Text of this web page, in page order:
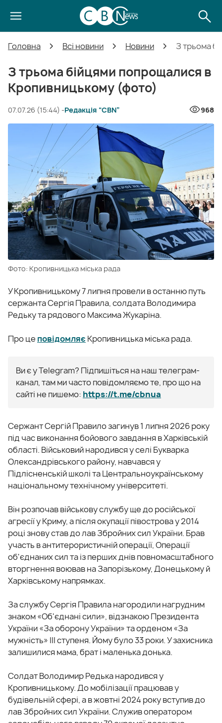
Головна Всі новини Новини З трьома
З трьома бійцями попрощалися в
Кропивницькому (фото)
07.07.26 (15:44) -Редакція “CBN” 968
Фото: Кропивницька міська рада
У Кропивницькому 7 липня провели в останню путь
сержанта Сергія Правила, солдата Володимира
Редьку та рядового Максима Жукаріна.
Про це повідомляє Кропивницька міська рада.
Ви є у Telegram? Підпишіться на наш телеграм-
канал, там ми часто повідомляємо те, про що на
сайті не пишемо: https://t.me/cbnua
Сержант Сергій Правило загинув 1 липня 2026 року
під час виконання бойового завдання в Харківській
області. Військовий народився у селі Букварка
Олександрівського району, навчався у
Підлісненській школі та Центральноукраїнському
національному технічному університеті.
Він розпочав військову службу ще до російської
агресії у Криму, а після окупації півострова у 2014
році знову став до лав Збройних сил України. Брав
участь в антитерористичній операції, Операції
об'єднаних сил та із перших днів повномасштабного
вторгнення воював на Запорізькому, Донецькому й
Харківському напрямках.
За службу Сергія Правила нагородили нагрудним
знаком «Об'єднані сили», відзнакою Президента
України «За оборону України» та орденом «За
мужність» ІІІ ступеня. Йому було 33 роки. У захисника
залишилися мама, брат і маленька донька.
Солдат Володимир Редька народився у
Кропивницькому. До мобілізації працював у
будівельній сфері, а в жовтні 2024 року вступив до
лав Збройних сил України. Служив оператором